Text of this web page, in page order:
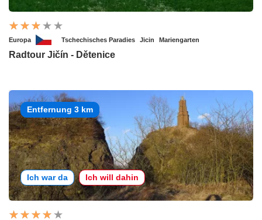
Europa Tschechisches Paradies Jicin Mariengarten
Radtour Jičín - Dětenice
Entfernung 3 km
Ich war da Ich will dahin